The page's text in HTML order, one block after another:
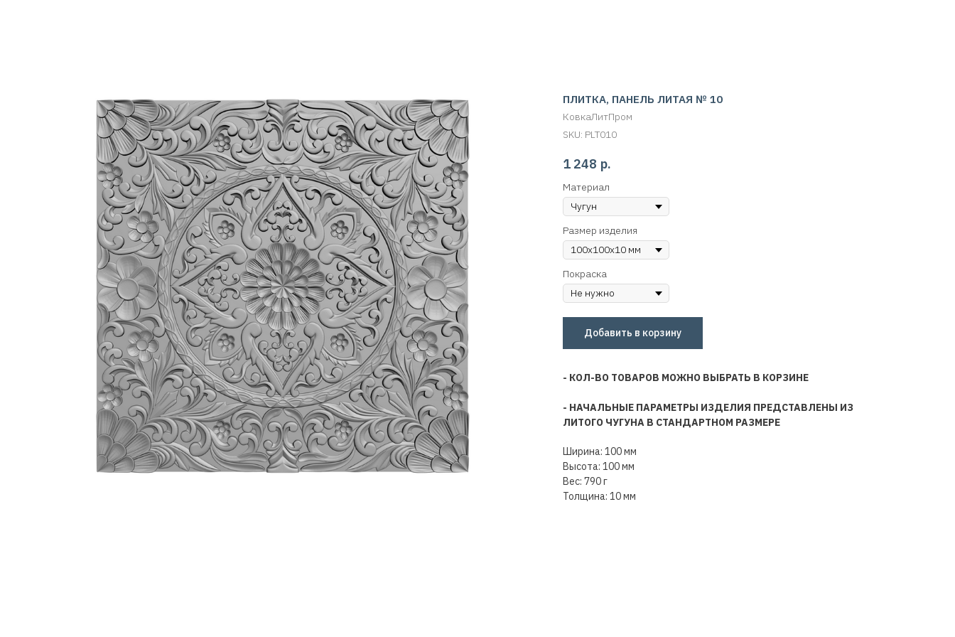
ПЛИТКА, ПАНЕЛЬ ЛИТАЯ № 10
КовкаЛитПром
SKU: PLT010
1 248 р.
Материал
Размер изделия
Покраска
Добавить в корзину
- КОЛ-ВО ТОВАРОВ МОЖНО ВЫБРАТЬ В КОРЗИНЕ
- НАЧАЛЬНЫЕ ПАРАМЕТРЫ ИЗДЕЛИЯ ПРЕДСТАВЛЕНЫ ИЗ
ЛИТОГО ЧУГУНА В СТАНДАРТНОМ РАЗМЕРЕ
Ширина: 100 мм
Высота: 100 мм
Вес: 790 г
Толщина: 10 мм